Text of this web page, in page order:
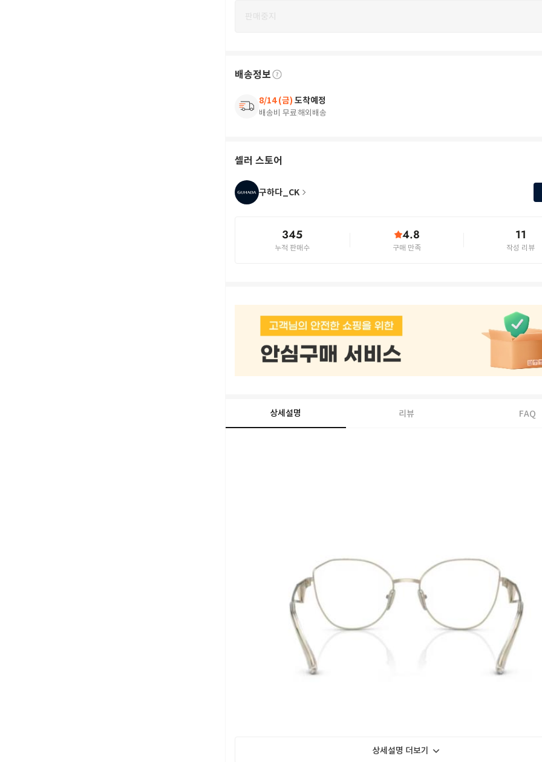
판매중지
배송정보
8/14 (금) 도착예정
배송비 무료해외배송
셀러 스토어
구하다_CK
345
누적 판매수
4.8
구매 만족
11
작성 리뷰
상세설명 리뷰 FAQ
상세설명 더보기